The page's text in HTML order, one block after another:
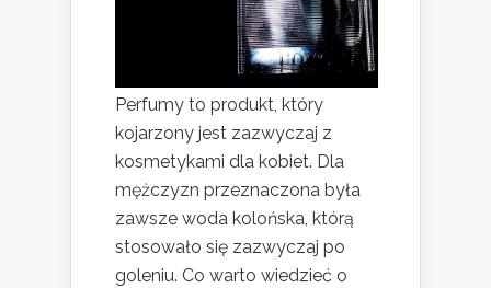
Perfumy to produkt, który
kojarzony jest zazwyczaj z
kosmetykami dla kobiet. Dla
mężczyzn przeznaczona była
zawsze woda kolońska, którą
stosowało się zazwyczaj po
goleniu. Co warto wiedzieć o